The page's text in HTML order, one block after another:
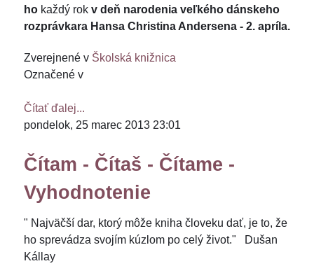
ho každý rok v deň narodenia veľkého dánskeho
rozprávkara Hansa Christina Andersena - 2. apríla.
Zverejnené v Školská knižnica
Označené v
Čítať ďalej...
pondelok, 25 marec 2013 23:01
Čítam - Čítaš - Čítame -
Vyhodnotenie
" Najväčší dar, ktorý môže kniha človeku dať, je to, že
ho sprevádza svojím kúzlom po celý život." Dušan
Kállay